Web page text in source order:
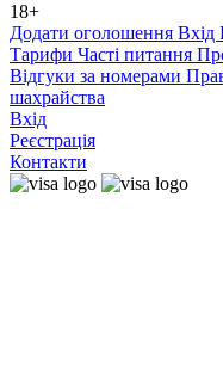
18+
Додати оголошення Вхід
Тарифи Часті питання
Відгуки за номерами
шахрайства
Вхід
Реєстрація
Контакти